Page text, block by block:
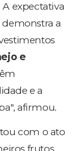
A expectativa
demonstra a
e
e a
afirmou.
com o ato